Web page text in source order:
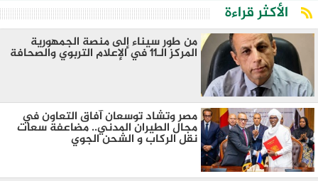
الأكثر قراءة
من طور سيناء إلى منصة الجمهورية
المركز الـ11 في الإعلام التربوي والصحافة
مصر وتشاد توسعان آفاق التعاون في
مجال الطيران المدني.. مضاعفة سعات
نقل الركاب و الشحن الجوي